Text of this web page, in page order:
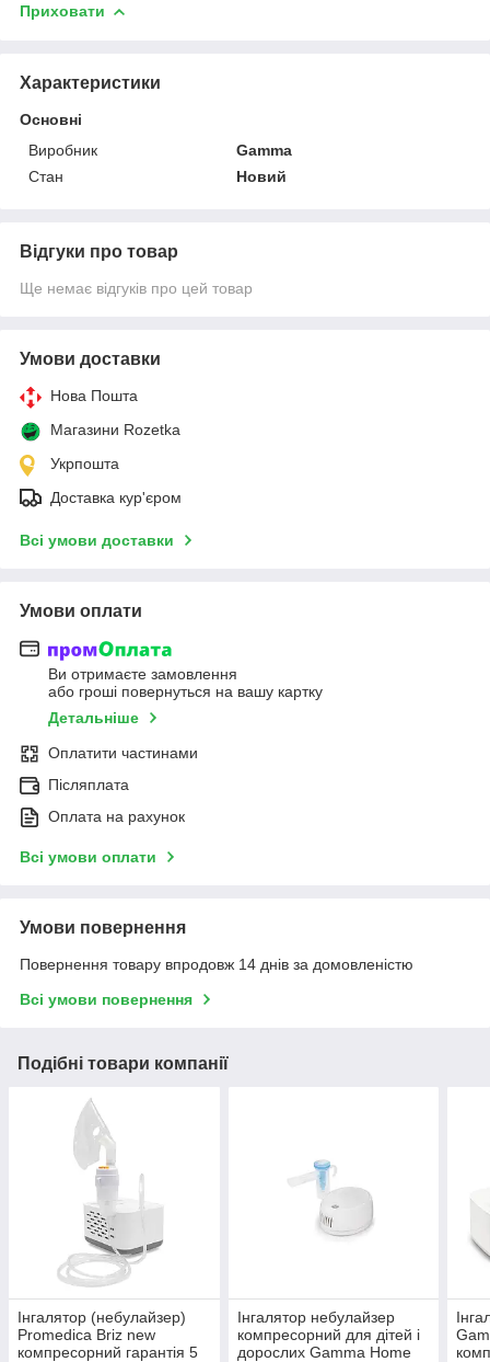
Приховати
Характеристики
Основні
Виробник
Gamma
Стан
Новий
Відгуки про товар
Ще немає відгуків про цей товар
Умови доставки
Нова Пошта
Магазини Rozetka
Укрпошта
Доставка кур'єром
Всі умови доставки
Умови оплати
Ви отримаєте замовлення
або гроші повернуться на вашу картку
Детальніше
Оплатити частинами
Післяплата
Оплата на рахунок
Всі умови оплати
Умови повернення
Повернення товару впродовж 14 днів за домовленістю
Всі умови повернення
Подібні товари компанії
Інгалятор (небулайзер)
Promedica Briz new
компресорний гарантія 5
Інгалятор небулайзер
компресорний для дітей і
дорослих Gamma Home